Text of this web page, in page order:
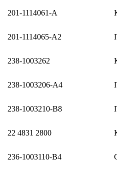
201-1114061-А
201-1114065-А2
238-1003262
238-1003206-А4
238-1003210-В8
22 4831 2800
236-1003110-В4